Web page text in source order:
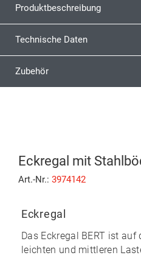
Produktbeschreibung
Technische Daten
Zubehör
Eckregal mit
Art.-Nr.: 3974142
Eckregal
Das Eckregal BERT ist auf
leichten und mittleren